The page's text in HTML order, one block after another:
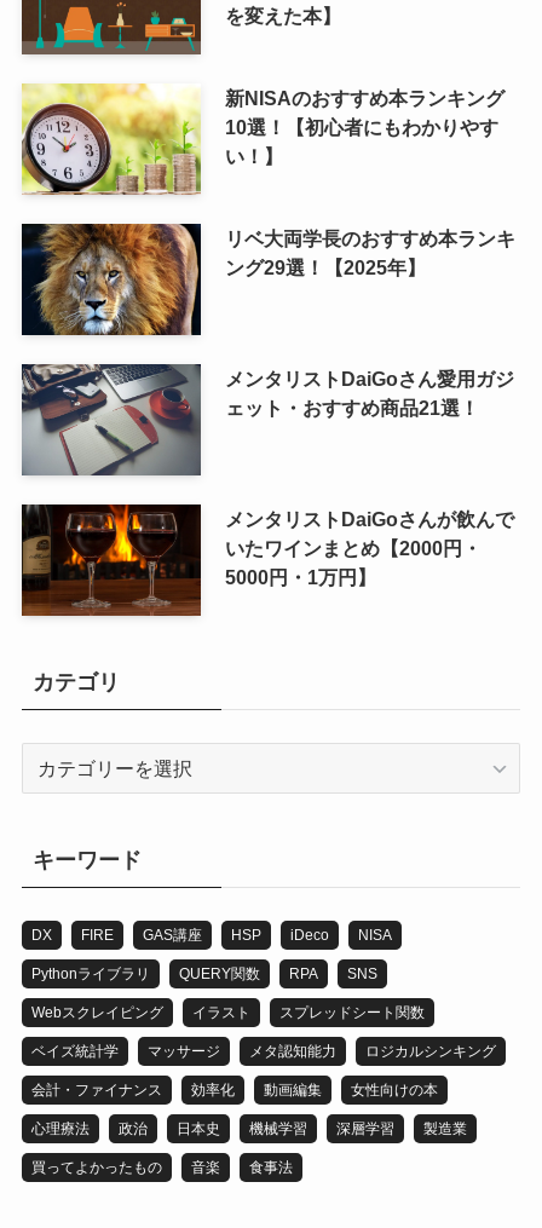
を変えた本】
新NISAのおすすめ本ランキング
10選！【初心者にもわかりやす
い！】
リベ大両学長のおすすめ本ランキ
ング29選！【2025年】
メンタリストDaiGoさん愛用ガジ
ェット・おすすめ商品21選！
メンタリストDaiGoさんが飲んで
いたワインまとめ【2000円・
5000円・1万円】
カテゴリ
キーワード
DX FIRE GAS講座 HSP iDeco NISA
Pythonライブラリ QUERY関数 RPA SNS
Webスクレイピング イラスト スプレッドシート関数
ベイズ統計学 マッサージ メタ認知能力 ロジカルシンキング
会計・ファイナンス 効率化 動画編集 女性向けの本
心理療法 政治 日本史 機械学習 深層学習 製造業
買ってよかったもの 音楽 食事法